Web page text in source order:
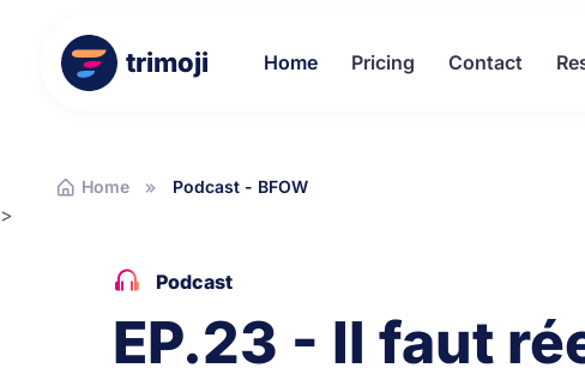
trimoji Home Pricing Contact
Home Podcast - BFOW
>
Podcast
EP.23 - Il faut